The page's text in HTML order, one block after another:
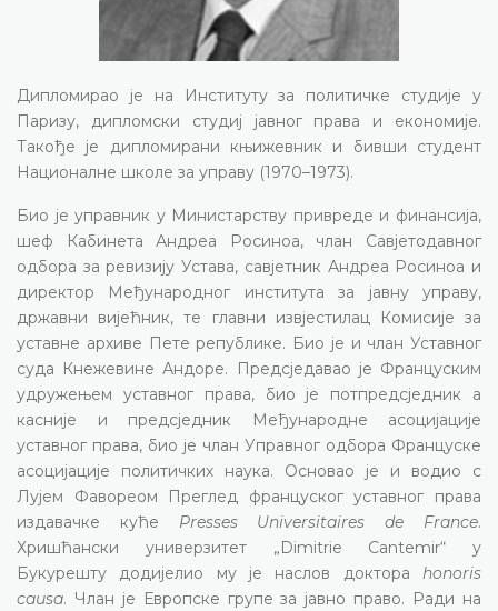
Дипломирао је на Институту за политичке студије у
Паризу, дипломски студиј јавног права и економије.
Такође је дипломирани књижевник и бивши студент
Националне школе за управу (1970–1973).
Био је управник у Министарству привреде и финансија,
шеф Кабинета Андреа Росиноа, члан Савјетодавног
одбора за ревизију Устава, савјетник Андреа Росиноа и
директор Међународног института за јавну управу,
државни вијећник, те главни извјестилац Комисије за
уставне архиве Пете републике. Био је и члан Уставног
суда Кнежевине Андоре. Предсједавао је Француским
удружењем уставног права, био је потпредсједник а
касније и предсједник Међународне асоцијације
уставног права, био је члан Управног одбора Француске
асоцијације политичких наука. Основао је и водио с
Лујем Фавореом Преглед француског уставног права
издавачке куће Presses Universitaires de France.
Хришћански универзитет „Dimitrie Cantemir“ у
Букурешту додијелио му је наслов доктора honoris
causa. Члан је Европске групе за јавно право. Ради на